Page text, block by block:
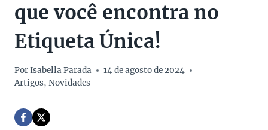
que você encontra no
Etiqueta Única!
PorIsabella Parada
14 de agosto de 2024
Artigos, Novidades